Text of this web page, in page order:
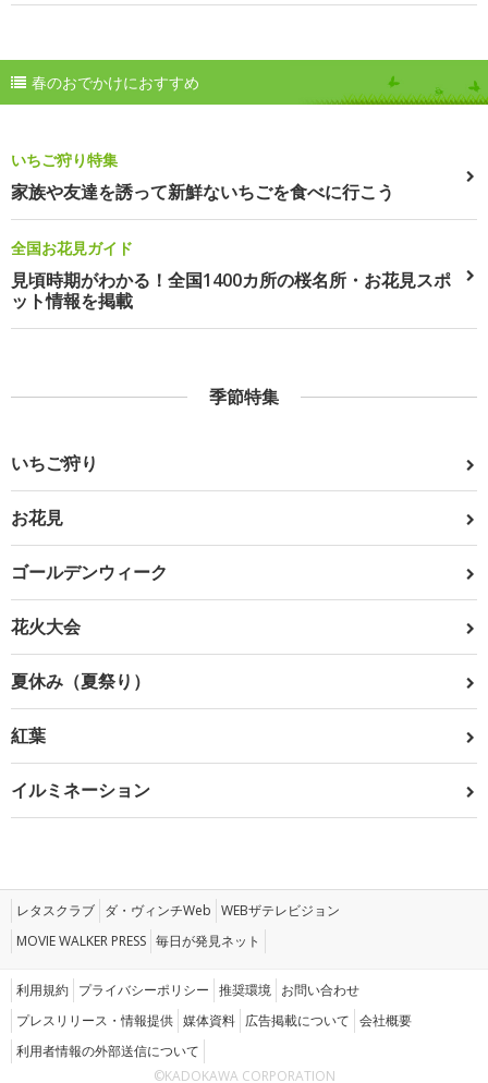
春のおでかけにおすすめ
いちご狩り特集
家族や友達を誘って新鮮ないちごを食べに行こう
全国お花見ガイド
見頃時期がわかる！全国1400カ所の桜名所・お花見スポ
ット情報を掲載
季節特集
いちご狩り
お花見
ゴールデンウィーク
花火大会
夏休み（夏祭り）
紅葉
イルミネーション
レタスクラブ ダ・ヴィンチWeb WEBザテレビジョン
MOVIE WALKER PRESS 毎日が発見ネット
利用規約 プライバシーポリシー 推奨環境 お問い合わせ
プレスリリース・情報提供 媒体資料 広告掲載について 会社概要
利用者情報の外部送信について
©KADOKAWA CORPORATION